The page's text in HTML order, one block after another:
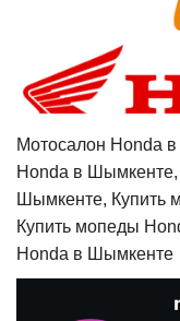
Мотосалон Honda
Honda в
Шымкенте, Купить
Купить мопеды
Honda в Шымкенте